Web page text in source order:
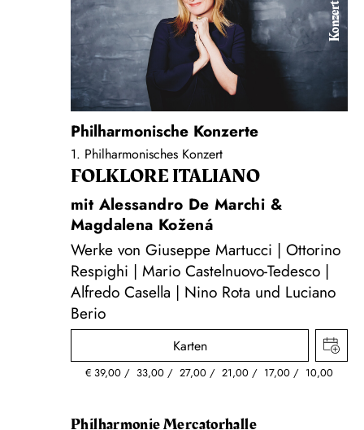
Konzert
Philharmonische Konzerte
1. Philharmonisches Konzert
FOLKLORE ITALIANO
mit Alessandro De Marchi &
Magdalena Kožená
Werke von Giuseppe Martucci | Ottorino
Respighi | Mario Castelnuovo-Tedesco |
Alfredo Casella | Nino Rota und Luciano
Berio
Karten
€ 39,00 33,00 27,00 21,00 17,00 10,00
Philharmonie Mercatorhalle